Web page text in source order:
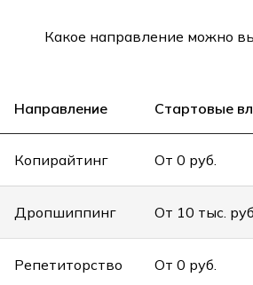
Какое направление можно
Направление Стартовые
Копирайтинг От 0 руб.
Дропшиппинг От 10 тыс. руб
Репетиторство От 0 руб.